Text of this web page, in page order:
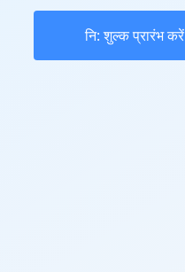
नि: शुल्क प्रारंभ करें